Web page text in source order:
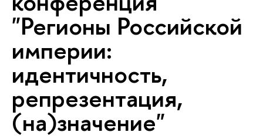
"Регионы Российской
империи:
идентичность,
репрезентация,
(на)значение"